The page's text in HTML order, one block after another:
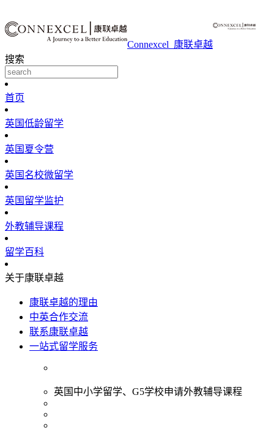
Connexcel_康联卓越
搜索
首页
英国低龄留学
英国夏令营
英国名校微留学
英国留学监护
外教辅导课程
留学百科
关于康联卓越
康联卓越的理由
中英合作交流
联系康联卓越
一站式留学服务
英国中小学留学、G5学校申请外教辅导课程